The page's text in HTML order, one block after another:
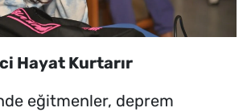
Hayat Kurtarır
eğitmenler, deprem